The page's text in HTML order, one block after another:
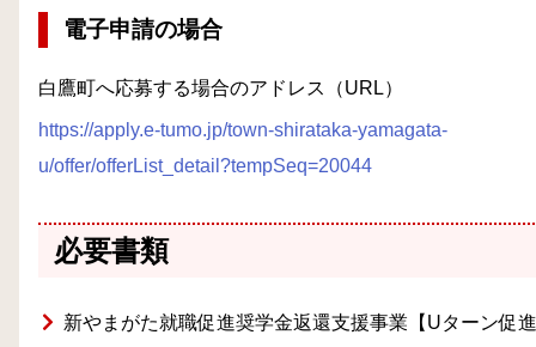
電子申請の場合
白鷹町へ応募する場合のアドレス（URL）
https://apply.e-tumo.jp/town-shirataka-yamagata-
u/offer/offerList_detail?tempSeq=20044
必要書類
新やまがた就職促進奨学金返還支援事業【Uターン促